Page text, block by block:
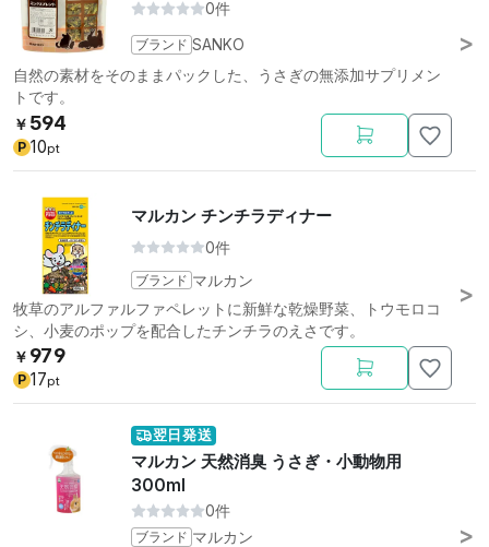
0件
ブランド SANKO
自然の素材をそのままパックした、うさぎの無添加サプリメン
トです。
￥ 594
P 10pt
マルカン チンチラディナー
0件
ブランド マルカン
牧草のアルファルファペレットに新鮮な乾燥野菜、トウモロコ
シ、小麦のポップを配合したチンチラのえさです。
￥ 979
P 17pt
翌日発送
マルカン 天然消臭 うさぎ・小動物用
300ml
0件
ブランド マルカン